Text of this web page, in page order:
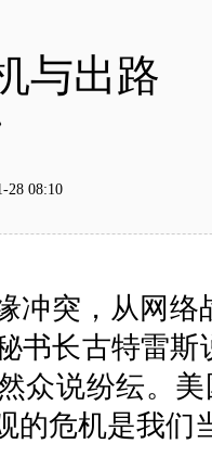
与出路
08:10
突，从网络
书长古特雷
众说纷纭。
的危机是我们